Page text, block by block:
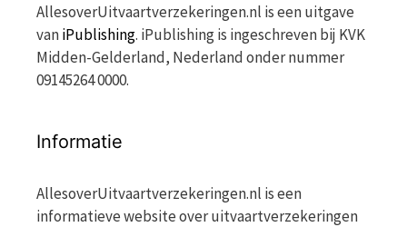
AllesoverUitvaartverzekeringen.nl is een uitgave
vaniPublishing. iPublishing is ingeschreven bij KVK
Midden-Gelderland, Nederland onder nummer
09145264 0000.
Informatie
AllesoverUitvaartverzekeringen.nl is een
informatieve website over uitvaartverzekeringen